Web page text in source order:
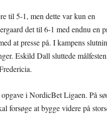
til 5-1, men dette var kun en
det til 6-1 med endnu en
at presse på. I kampens
Eskild Dall sluttede
i NordicBet Ligaen. På
forsøge at bygge videre på